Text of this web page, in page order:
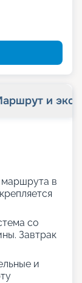
и
в
со
Завтрак
и